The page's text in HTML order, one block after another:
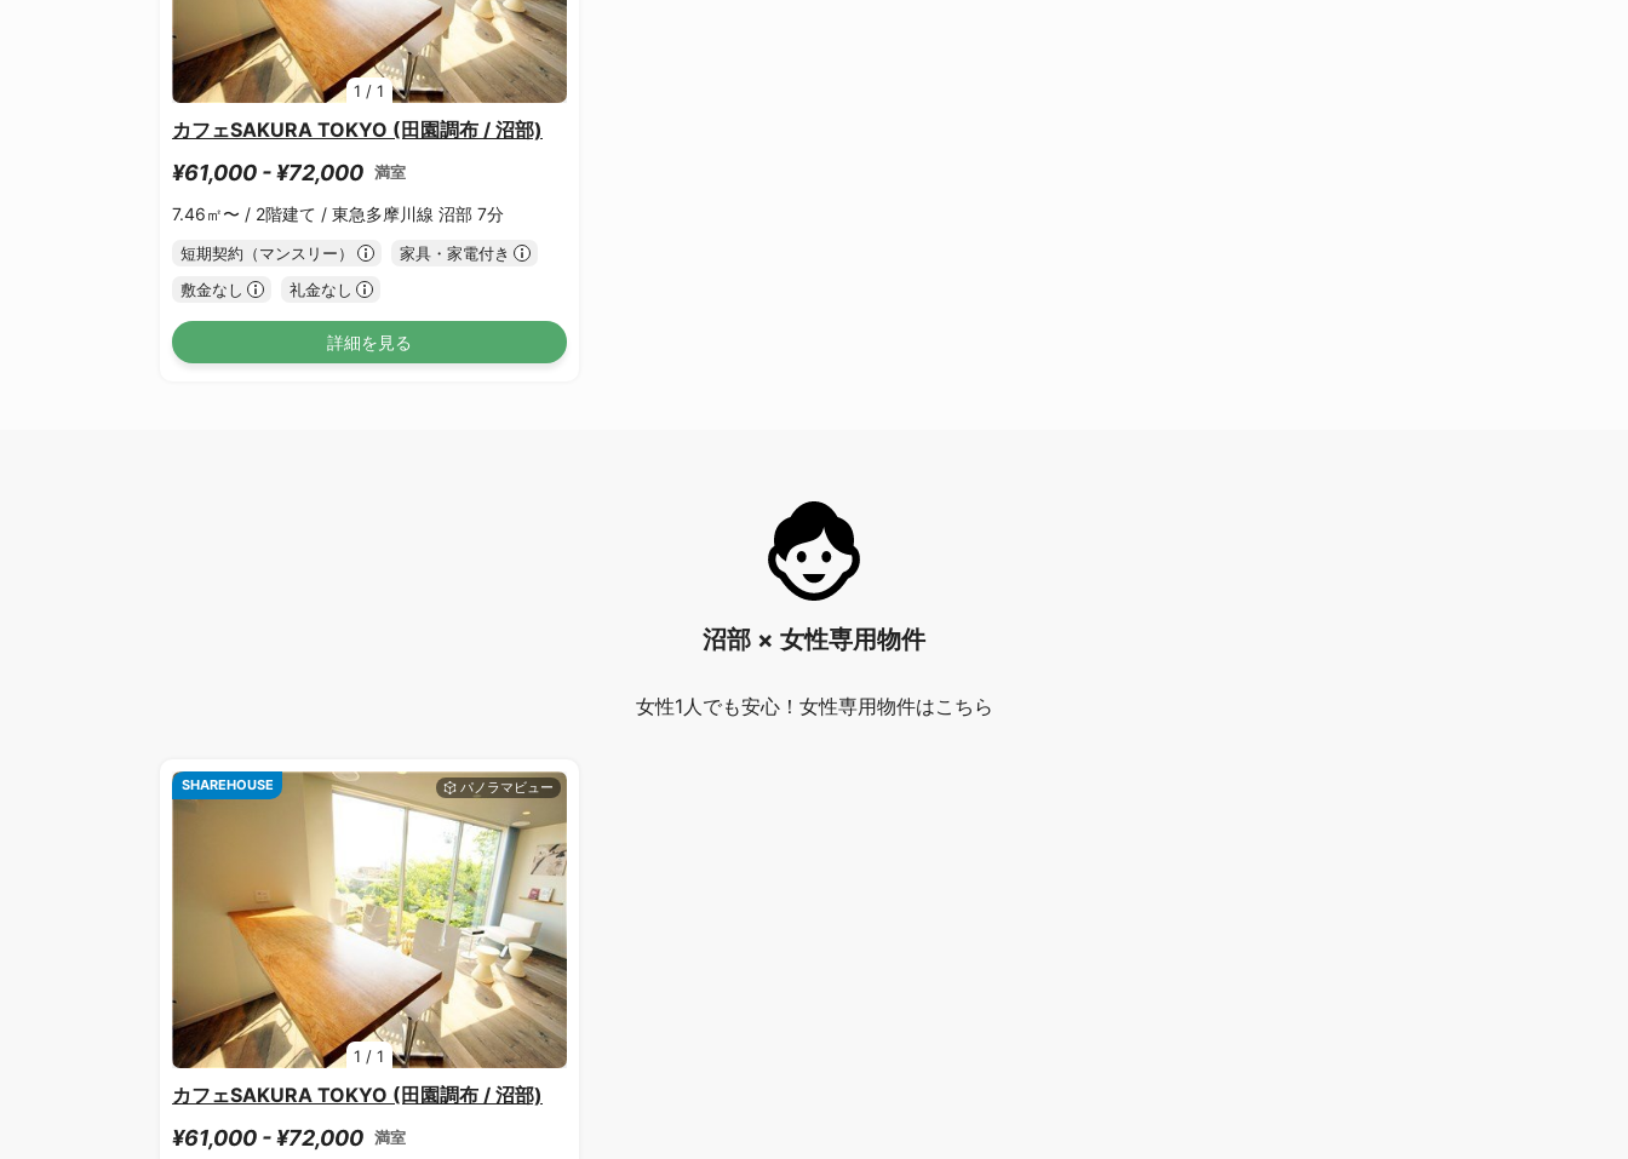
1 /1
カフェSAKURA TOKYO (田園調布 / 沼部)
¥61,000 - ¥72,000 満室
7.46㎡〜 / 2階建て / 東急多摩川線 沼部 7分
短期契約（マンスリー）
家具・家電付き
敷金なし
礼金なし
詳細を見る
沼部 × 女性専用物件
女性1人でも安心！女性専用物件はこちら
1 /1
SHAREHOUSE
カフェSAKURA TOKYO (田園調布 / 沼部)
¥61,000 - ¥72,000 満室